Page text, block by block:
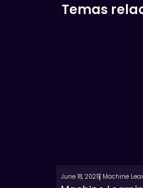
Temas
June 18, 2025 Machine